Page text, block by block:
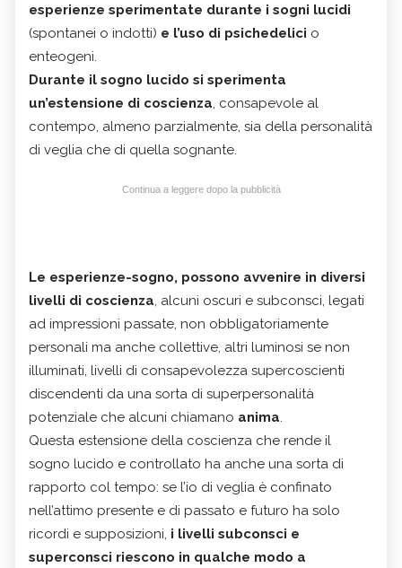
esperienze sperimentate durante i sogni lucidi
(spontanei o indotti) e l’uso di psichedelici o
enteogeni.
Durante il sogno lucido si sperimenta
un’estensione di coscienza, consapevole al
contempo, almeno parzialmente, sia della personalità
di veglia che di quella sognante.
Continua a leggere dopo la pubblicità
Le esperienze-sogno, possono avvenire in diversi
livelli di coscienza, alcuni oscuri e subconsci, legati
ad impressioni passate, non obbligatoriamente
personali ma anche collettive, altri luminosi se non
illuminati, livelli di consapevolezza supercoscienti
discendenti da una sorta di superpersonalità
potenziale che alcuni chiamano anima.
Questa estensione della coscienza che rende il
sogno lucido e controllato ha anche una sorta di
rapporto col tempo: se l’io di veglia è confinato
nell’attimo presente e di passato e futuro ha solo
ricordi e supposizioni, i livelli subconsci e
superconsci riescono in qualche modo a